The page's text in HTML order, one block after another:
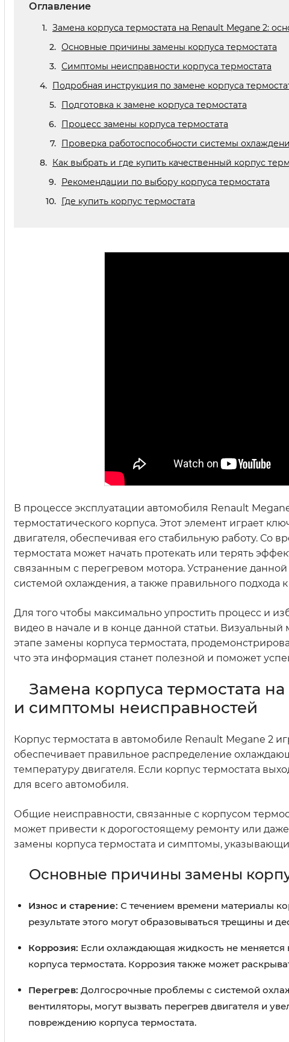
Оглавление
Замена корпуса термостата на Renault Megane 2:
Основные причины замены корпуса термостата
Симптомы неисправности корпуса термостата
Подробная инструкция по замене корпуса
Подготовка к замене корпуса термостата
Процесс замены корпуса термостата
Проверка работоспособности системы
Как выбрать и где купить качественный корпус
Рекомендации по выбору корпуса термостата
Где купить корпус термостата
В процессе эксплуатации автомобиля Renault
термостатического корпуса. Этот элемент играет
двигателя, обеспечивая его стабильную работу. Со
термостата может начать протекать или терять
связанным с перегревом мотора. Устранение
системой охлаждения, а также правильного подхода
Для того чтобы максимально упростить процесс и
видео в начале и в конце данной статьи.
этапе замены корпуса термостата,
что эта информация станет полезной и поможет
Замена корпуса термостата
и симптомы неисправностей
Корпус термостата в автомобиле Renault Megane 2
обеспечивает правильное распределение
температуру двигателя. Если корпус термостата
для всего автомобиля.
Общие неисправности, связанные с корпусом
может привести к дорогостоящему ремонту или
замены корпуса термостата и симптомы,
Основные причины замены
Износ и старение: С течением времени материалы
результате этого могут образовываться трещины и
Коррозия: Если охлаждающая жидкость не меняется
корпуса термостата. Коррозия также может
Перегрев: Долгосрочные проблемы с системой
вентиляторы, могут вызвать перегрев двигателя и
повреждению корпуса термостата.